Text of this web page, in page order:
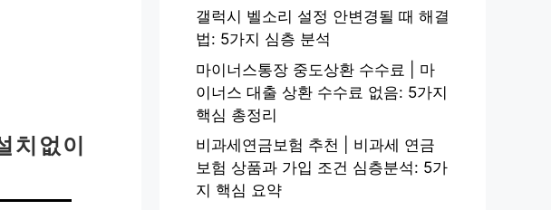
치없이
갤럭시 벨소리 설정 안변경될 때 해결
법: 5가지 심층 분석
마이너스통장 중도상환 수수료 | 마
이너스 대출 상환 수수료 없음: 5가지
핵심 총정리
비과세연금보험 추천 | 비과세 연금
보험 상품과 가입 조건 심층분석: 5가
지 핵심 요약